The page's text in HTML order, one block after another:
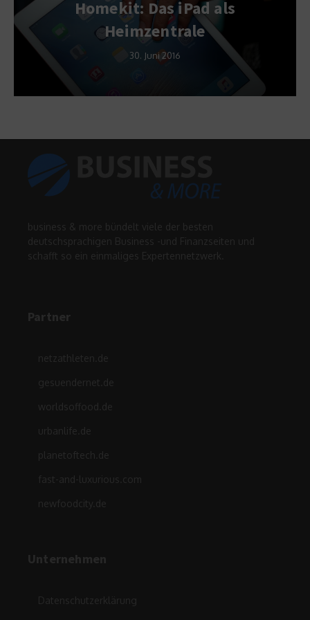
Homekit: Das iPad als
Heimzentrale
30. Juni 2016
business & more bündelt viele der besten
deutschsprachigen Business -und Finanzseiten und
schafft so ein einmaliges Expertennetzwerk.
Partner
netzathleten.de
gesuendernet.de
worldsoffood.de
urbanlife.de
planetoftech.de
fast-and-luxurious.com
newfoodcity.de
Unternehmen
Datenschutzerklärung